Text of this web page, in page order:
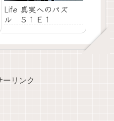
Life 真実へのパズ
ル Ｓ１Ｅ１
ーリンク